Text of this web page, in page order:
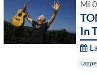
Mi
In